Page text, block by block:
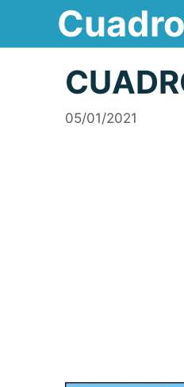
contenido
05/01/2021